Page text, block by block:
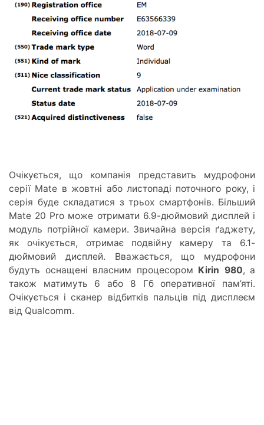
Очікується, що компанія представить мудрофони
серії Mate в жовтні або листопаді поточного року, і
серія буде складатися з трьох смартфонів. Більший
Mate 20 Pro може отримати 6.9-дюймовий дисплей і
модуль потрійної камери. Звичайна версія ґаджету,
як очікується, отримає подвійну камеру та 6.1-
дюймовий дисплей. Вважається, що мудрофони
будуть оснащені власним процесором Kirin 980, а
також матимуть 6 або 8 Гб оперативної пам’яті.
Очікується і сканер відбитків пальців під дисплеєм
від Qualcomm.